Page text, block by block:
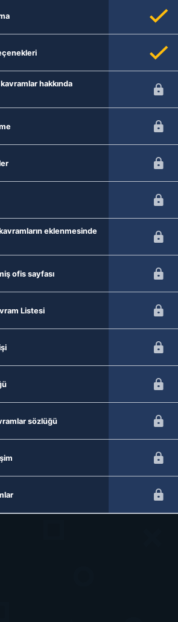
hakkında
eklenmesinde
ofis sayfası
Listesi
sözlüğü